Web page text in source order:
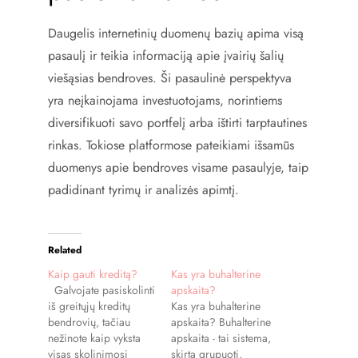
Daugelis internetinių duomenų bazių apima visą
pasaulį ir teikia informaciją apie įvairių šalių
viešąsias bendroves. Ši pasaulinė perspektyva
yra neįkainojama investuotojams, norintiems
diversifikuoti savo portfelį arba ištirti tarptautines
rinkas. Tokiose platformose pateikiami išsamūs
duomenys apie bendroves visame pasaulyje, taip
padidinant tyrimų ir analizės apimtį.
Related
Kaip gauti kreditą?
Galvojate pasiskolinti
iš greitųjų kreditų
bendrovių, tačiau
nežinote kaip vyksta
visas skolinimosi
Kas yra buhalterine
apskaita?
Kas yra buhalterine
apskaita? Buhalterine
apskaita - tai sistema,
skirta grupuoti,